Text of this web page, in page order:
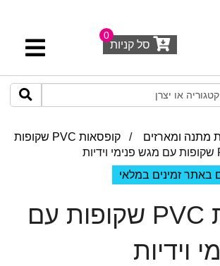
סל קניות
0
מתנה ומארזים / קופסאות PVC שקופות
באתר זמינים במלאי
קופסאות PVC שקופות עם
וידיות